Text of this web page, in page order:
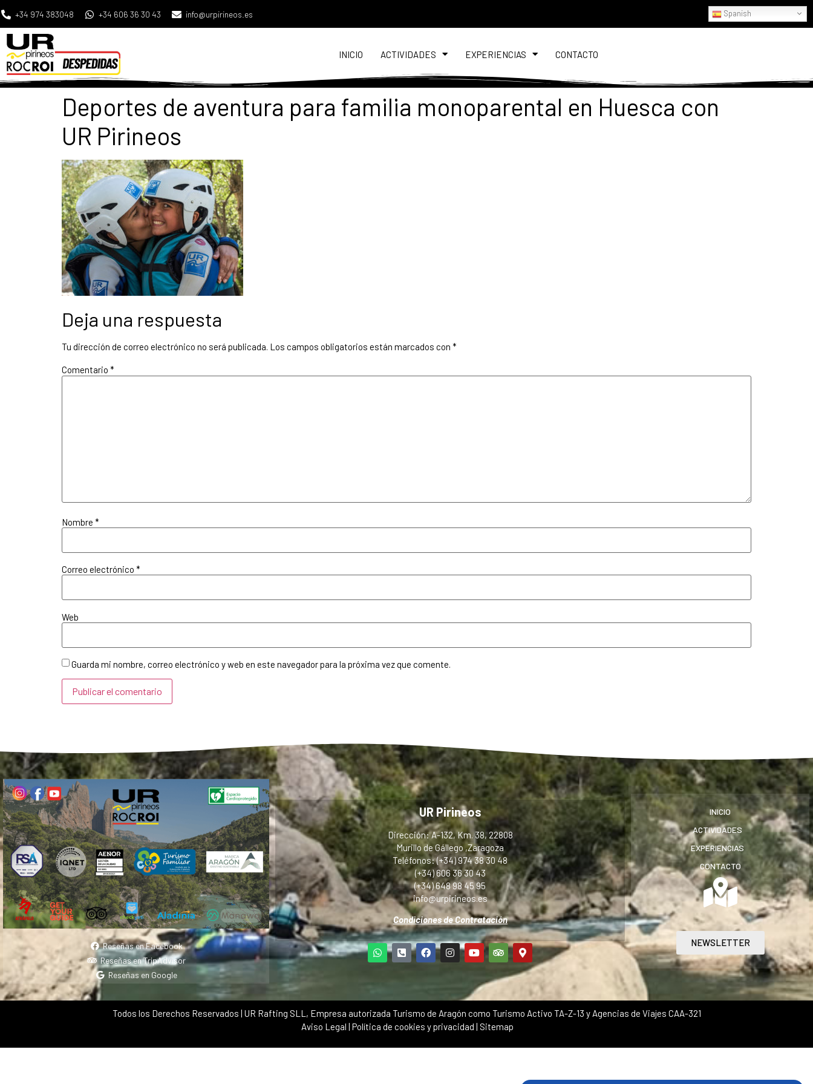
+34 974 383048 +34 606 36 30 43 info@urpirineos.es Spanish
INICIO ACTIVIDADES EXPERIENCIAS CONTACTO
Deportes de aventura para familia monoparental en Huesca con
UR Pirineos
Deja una respuesta
Tu dirección de correo electrónico no será publicada. Los campos obligatorios están marcados con *
Comentario *
Nombre *
Correo electrónico *
Web
Guarda mi nombre, correo electrónico y web en este navegador para la próxima vez que comente.
Reseñas en Facebook
Reseñas en TripAdvisor
Reseñas en Google
UR Pirineos
Dirección: A-132, Km. 38, 22808
Murillo de Gállego ,Zaragoza
Teléfonos: (+34) 974 38 30 48
(+34) 606 36 30 43
(+34) 648 98 45 95
info@urpirineos.es
Condiciones de Contratación
INICIO
ACTIVIDADES
EXPERIENCIAS
CONTACTO
NEWSLETTER
Todos los Derechos Reservados | UR Rafting SLL, Empresa autorizada Turismo de Aragón como Turismo Activo TA-Z-13 y Agencias de Viajes CAA-321
Aviso Legal | Política de cookies y privacidad | Sitemap